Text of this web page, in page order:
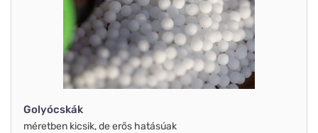
Golyócskák
méretben kicsik, de erős hatásúak